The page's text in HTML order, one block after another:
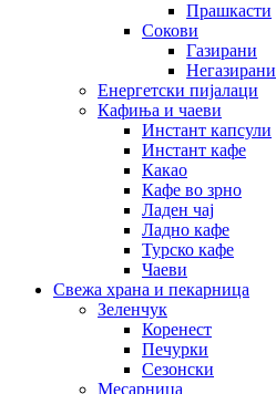
Прашкасти
Сокови
Газирани
Негазирани
Енергетски пијалаци
Кафиња и чаеви
Инстант капсули
Инстант кафе
Какао
Кафе во зрно
Ладен чај
Ладно кафе
Турско кафе
Чаеви
Свежа храна и пекарница
Зеленчук
Коренест
Печурки
Сезонски
Месарница